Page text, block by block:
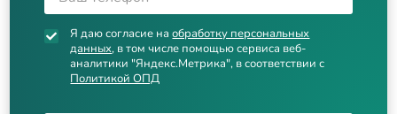
Я даю согласие наобработку персональных
данных, в том числе помощью сервиса веб-
аналитики "Яндекс.Метрика", в соответствии с
Политикой ОПД